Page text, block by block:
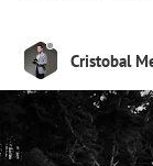
Cristobal